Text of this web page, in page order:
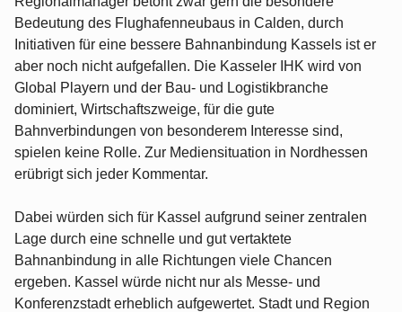
Bedeutung des Flughafenneubaus in Calden, durch
Initiativen für eine bessere Bahnanbindung Kassels ist er
aber noch nicht aufgefallen. Die Kasseler IHK wird von
Global Playern und der Bau- und Logistikbranche
dominiert, Wirtschaftszweige, für die gute
Bahnverbindungen von besonderem Interesse sind,
spielen keine Rolle. Zur Mediensituation in Nordhessen
erübrigt sich jeder Kommentar.
Dabei würden sich für Kassel aufgrund seiner zentralen
Lage durch eine schnelle und gut vertaktete
Bahnanbindung in alle Richtungen viele Chancen
ergeben. Kassel würde nicht nur als Messe- und
Konferenzstadt erheblich aufgewertet. Stadt und Region